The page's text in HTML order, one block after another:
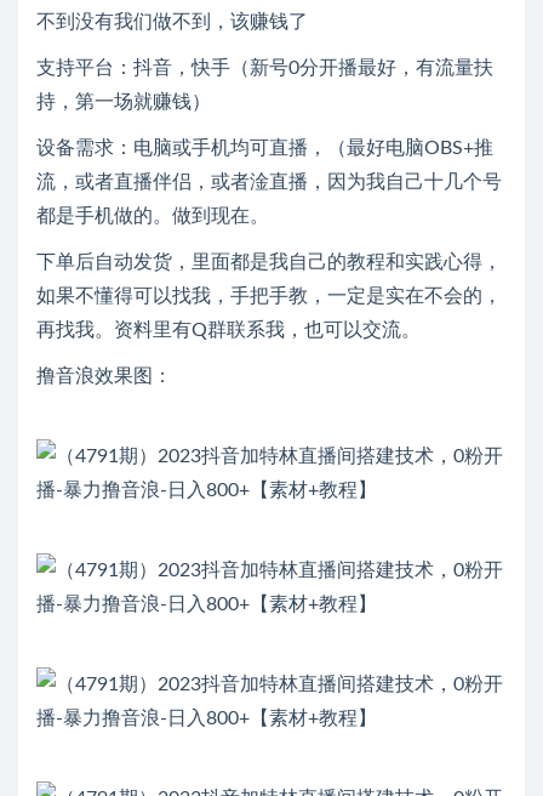
不到没有我们做不到，该赚钱了
支持平台：抖音，快手（新号0分开播最好，有流量扶
持，第一场就赚钱）
设备需求：电脑或手机均可直播，（最好电脑OBS+推
流，或者直播伴侣，或者淦直播，因为我自己十几个号
都是手机做的。做到现在。
下单后自动发货，里面都是我自己的教程和实践心得，
如果不懂得可以找我，手把手教，一定是实在不会的，
再找我。资料里有Q群联系我，也可以交流。
撸音浪效果图：